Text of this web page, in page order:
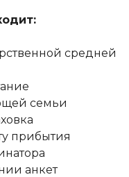
средней
семьи
прибытия
анкет